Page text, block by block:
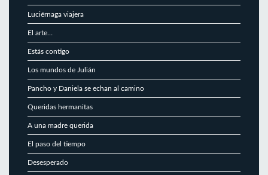
Luciérnaga viajera
El arte…
Estás contigo
Los mundos de Julián
Pancho y Daniela se echan al camino
Queridas hermanitas
A una madre querida
El paso del tiempo
Desesperado